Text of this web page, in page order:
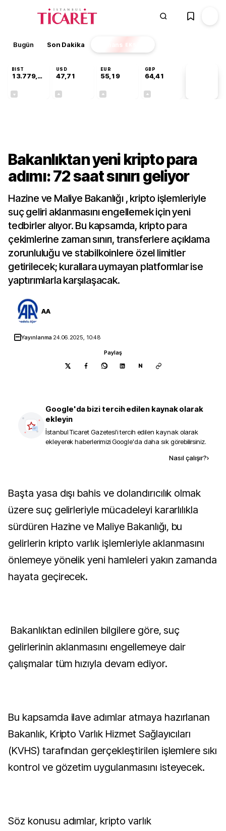
Bugün Son Dakika Finans EKSTRA
BIST
13.779,39
USD
47,71
EUR
55,19
GBP
64,41
Bakanlıktan yeni kripto para
adımı: 72 saat sınırı geliyor
Hazine ve Maliye Bakanlığı , kripto işlemleriyle
suç geliri aklanmasını engellemek için yeni
tedbirler alıyor. Bu kapsamda, kripto para
çekimlerine zaman sınırı, transferlere açıklama
zorunluluğu ve stabilkoinlere özel limitler
getirilecek; kurallara uymayan platformlar ise
yaptırımlarla karşılaşacak.
AA
Yayınlanma 24.06.2025, 10:48
Paylaş
N
Google'da bizi tercih edilen kaynak olarak
ekleyin
İstanbul Ticaret Gazetesi'i tercih edilen kaynak olarak
ekleyerek haberlerimizi Google'da daha sık görebilirsiniz.
Nasıl çalışır?›
Başta yasa dışı bahis ve dolandırıcılık olmak
üzere suç gelirleriyle mücadeleyi kararlılıkla
sürdüren Hazine ve Maliye Bakanlığı, bu
gelirlerin kripto varlık işlemleriyle aklanmasını
önlemeye yönelik yeni hamleleri yakın zamanda
hayata geçirecek.
Bakanlıktan edinilen bilgilere göre, suç
gelirlerinin aklanmasını engellemeye dair
çalışmalar tüm hızıyla devam ediyor.
Bu kapsamda ilave adımlar atmaya hazırlanan
Bakanlık, Kripto Varlık Hizmet Sağlayıcıları
(KVHS) tarafından gerçekleştirilen işlemlere sıkı
kontrol ve gözetim uygulanmasını isteyecek.
Söz konusu adımlar, kripto varlık